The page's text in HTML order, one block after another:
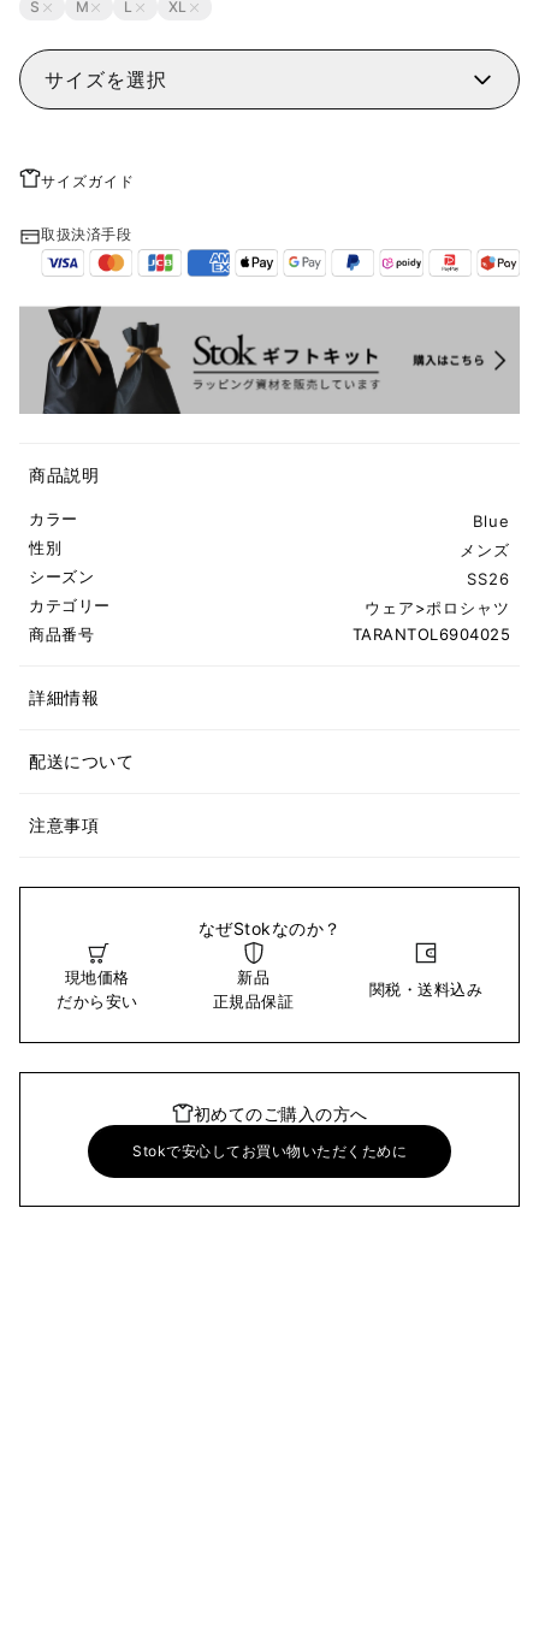
S M L XL
サイズを選択
サイズガイド
取扱決済手段
商品説明
カラー
Blue
性別
メンズ
シーズン
SS26
カテゴリー
ウェア>ポロシャツ
商品番号
TARANTOL6904025
詳細情報
配送について
注意事項
なぜStokなのか？
現地価格
だから安い
新品
正規品保証
関税・送料込み
初めてのご購入の方へ
Stokで安心してお買い物いただくために